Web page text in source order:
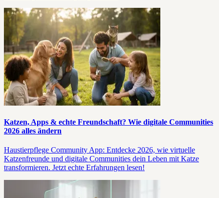
Katzen, Apps & echte Freundschaft? Wie digitale Communities
2026 alles ändern
Haustierpflege Community App: Entdecke 2026, wie virtuelle
Katzenfreunde und digitale Communities dein Leben mit Katze
transformieren. Jetzt echte Erfahrungen lesen!